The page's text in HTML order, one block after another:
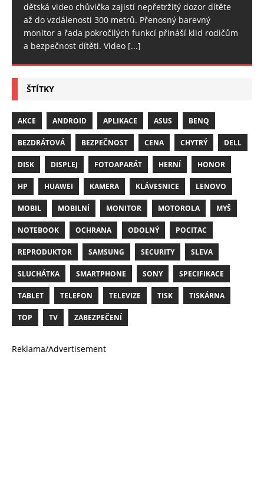
dětská video chůvička zajistí nepřetržitý dozor dítěte
až do vzdálenosti 300 metrů. Přenosný barevný
monitor a řada pokročilých funkcí přináší klid rodičům
a bezpečnost dítěti. Video [...]
ŠTÍTKY
AKCE ANDROID APLIKACE ASUS BENQ
BEZDRÁTOVÁ BEZPEČNOST CENA CHYTRÝ DELL
DISK DISPLEJ FOTOAPARÁT HERNÍ HONOR
HP HUAWEI KAMERA KLÁVESNICE LENOVO
MOBIL MOBILNÍ MONITOR MOTOROLA MYŠ
NOTEBOOK OCHRANA ODOLNÝ POCITAC
REPRODUKTOR SAMSUNG SECURITY SLEVA
SLUCHÁTKA SMARTPHONE SONY SPECIFIKACE
TABLET TELEFON TELEVIZE TISK TISKÁRNA
TOP TV ZABEZPEČENÍ
Reklama/Advertisement